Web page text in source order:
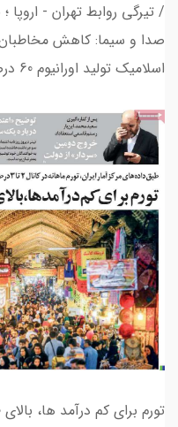
/ تیرگی روابط تهران -
صدا و سیما: کاهش
اسلامیک تولید اورانیوم 60 درصد در فردو آغاز شد.